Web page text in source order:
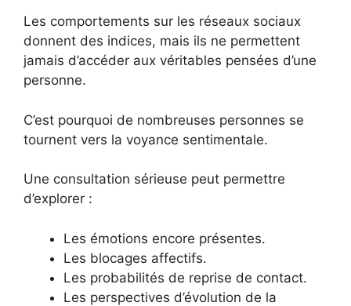
Les comportements sur les réseaux sociaux
donnent des indices, mais ils ne permettent
jamais d’accéder aux véritables pensées d’une
personne.
C’est pourquoi de nombreuses personnes se
tournent vers la voyance sentimentale.
Une consultation sérieuse peut permettre
d’explorer :
Les émotions encore présentes.
Les blocages affectifs.
Les probabilités de reprise de contact.
Les perspectives d’évolution de la